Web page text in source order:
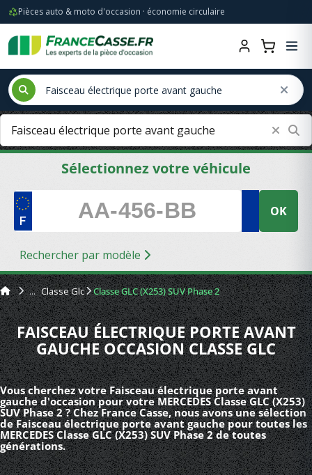
Pièces auto & moto d'occasion · économie circulaire
Sélectionnez votre véhicule
OK
Rechercher par modèle
Classe Glc Classe GLC (X253) SUV Phase 2
FAISCEAU ÉLECTRIQUE PORTE AVANT
GAUCHE OCCASION CLASSE GLC
Vous cherchez votre Faisceau électrique porte avant
gauche d'occasion pour votre MERCEDES Classe GLC (X253)
SUV Phase 2 ? Chez France Casse, nous avons une sélection
de Faisceau électrique porte avant gauche pour toutes les
MERCEDES Classe GLC (X253) SUV Phase 2 de toutes
générations.